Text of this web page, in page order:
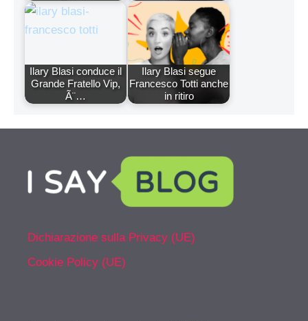
Ilary Blasi conduce il
Grande Fratello Vip,
Ã¨…
Ilary Blasi segue
Francesco Totti anche
in ritiro
Dichiarazione sulla Privacy (UE)
Cookie Policy (UE)